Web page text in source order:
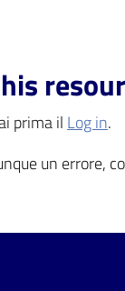
prima il Log in.
un errore,